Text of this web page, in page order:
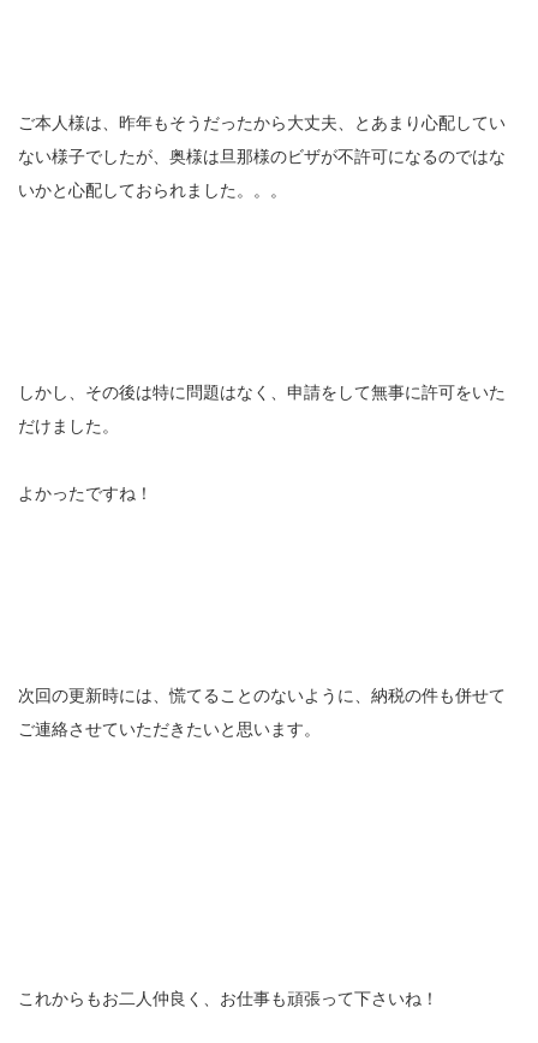
ご本人様は、昨年もそうだったから大丈夫、とあまり心配してい
ない様子でしたが、奥様は旦那様のビザが不許可になるのではな
いかと心配しておられました。。。
しかし、その後は特に問題はなく、申請をして無事に許可をいた
だけました。
よかったですね！
次回の更新時には、慌てることのないように、納税の件も併せて
ご連絡させていただきたいと思います。
これからもお二人仲良く、お仕事も頑張って下さいね！